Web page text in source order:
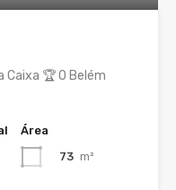
🏆 O Belém
Área
73 m²